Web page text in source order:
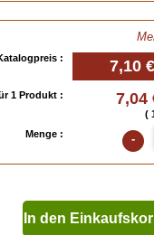
: 7,10 €
1 Produkt : 7,04
(
Menge :
-
In den